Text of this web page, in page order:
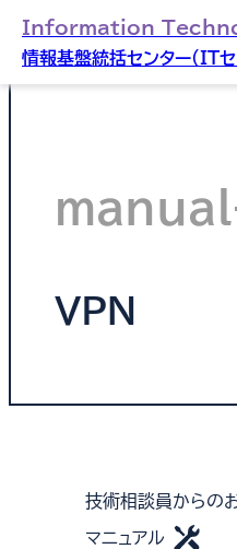
Information
情報基盤統括センター（ITセ
VPN
技術相談員からの
マニュアル